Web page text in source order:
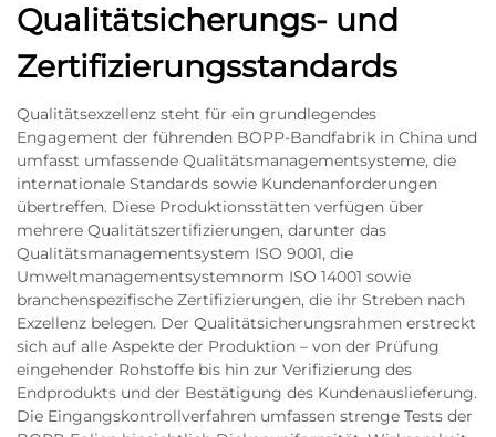
Qualitätsicherungs- und
Zertifizierungsstandards
Qualitätsexzellenz steht für ein grundlegendes
Engagement der führenden BOPP-Bandfabrik in China und
umfasst umfassende Qualitätsmanagementsysteme, die
internationale Standards sowie Kundenanforderungen
übertreffen. Diese Produktionsstätten verfügen über
mehrere Qualitätszertifizierungen, darunter das
Qualitätsmanagementsystem ISO 9001, die
Umweltmanagementsystemnorm ISO 14001 sowie
branchenspezifische Zertifizierungen, die ihr Streben nach
Exzellenz belegen. Der Qualitätsicherungsrahmen erstreckt
sich auf alle Aspekte der Produktion – von der Prüfung
eingehender Rohstoffe bis hin zur Verifizierung des
Endprodukts und der Bestätigung des Kundenauslieferung.
Die Eingangskontrollverfahren umfassen strenge Tests der